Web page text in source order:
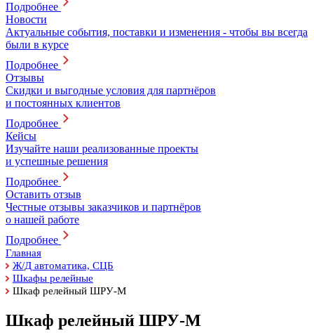
Подробнее
Новости
Актуальные события, поставки и изменения - чтобы вы всегда
были в курсе
Подробнее
Отзывы
Скидки и выгодные условия для партнёров
и постоянных клиентов
Подробнее
Кейсы
Изучайте наши реализованные проекты
и успешные решения
Подробнее
Оставить отзыв
Честные отзывы заказчиков и партнёров
о нашей работе
Подробнее
Главная
Ж/Д автоматика, СЦБ
Шкафы релейные
Шкаф релейный ШРУ-М
Шкаф релейный ШРУ-М